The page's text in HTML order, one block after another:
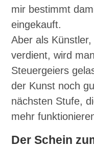
mir bestimmt
eingekauft.
Aber als
verdient, wird
Steuergeiers
der Kunst noch
nächsten Stufe,
mehr
Der Schein